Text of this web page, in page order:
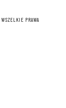
PRAWA